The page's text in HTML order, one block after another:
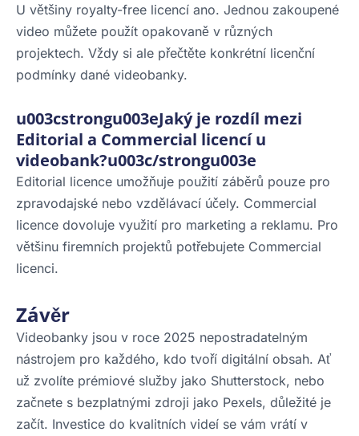
U většiny royalty-free licencí ano. Jednou zakoupené
video můžete použít opakovaně v různých
projektech. Vždy si ale přečtěte konkrétní licenční
podmínky dané videobanky.
u003cstrongu003eJaký je rozdíl mezi
Editorial a Commercial licencí u
videobank?u003c/strongu003e
Editorial licence umožňuje použití záběrů pouze pro
zpravodajské nebo vzdělávací účely. Commercial
licence dovoluje využití pro marketing a reklamu. Pro
většinu firemních projektů potřebujete Commercial
licenci.
Závěr
Videobanky jsou v roce 2025 nepostradatelným
nástrojem pro každého, kdo tvoří digitální obsah. Ať
už zvolíte prémiové služby jako Shutterstock, nebo
začnete s bezplatnými zdroji jako Pexels, důležité je
začít. Investice do kvalitních videí se vám vrátí v